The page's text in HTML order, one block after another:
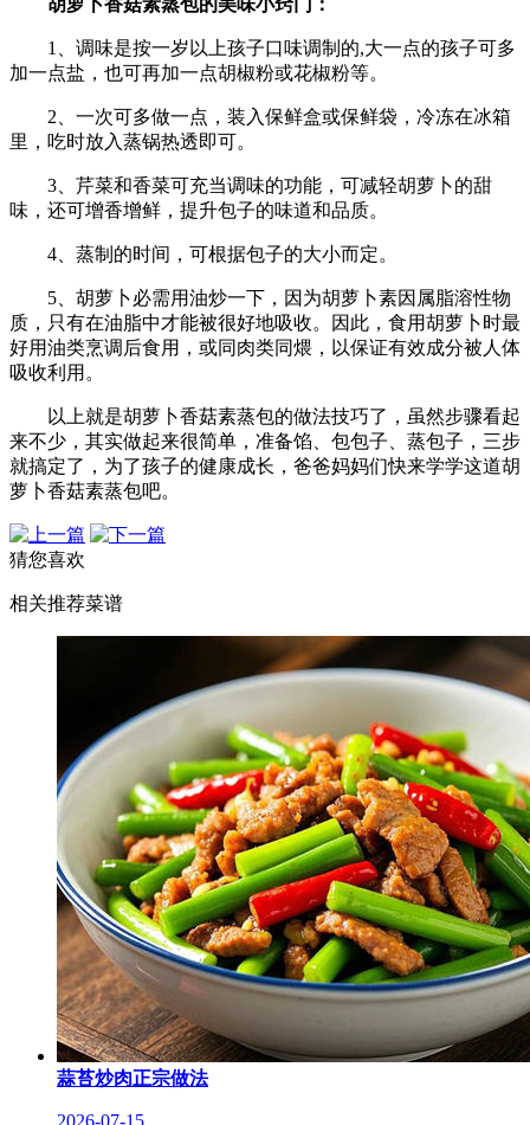
1、调味是按一岁以上孩子口味调制的,大一点的孩子可多
加一点盐，也可再加一点胡椒粉或花椒粉等。
2、一次可多做一点，装入保鲜盒或保鲜袋，冷冻在冰箱
里，吃时放入蒸锅热透即可。
3、芹菜和香菜可充当调味的功能，可减轻胡萝卜的甜
味，还可增香增鲜，提升包子的味道和品质。
4、蒸制的时间，可根据包子的大小而定。
5、胡萝卜必需用油炒一下，因为胡萝卜素因属脂溶性物
质，只有在油脂中才能被很好地吸收。因此，食用胡萝卜时最
好用油类烹调后食用，或同肉类同煨，以保证有效成分被人体
吸收利用。
以上就是胡萝卜香菇素蒸包的做法技巧了，虽然步骤看起
来不少，其实做起来很简单，准备馅、包包子、蒸包子，三步
就搞定了，为了孩子的健康成长，爸爸妈妈们快来学学这道胡
萝卜香菇素蒸包吧。
猜您喜欢
相关推荐菜谱
蒜苔炒肉正宗做法
2026-07-15